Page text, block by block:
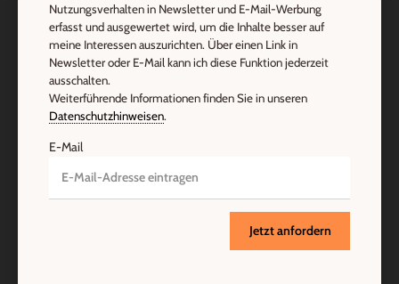
Nutzungsverhalten in Newsletter und E-Mail-Werbung
erfasst und ausgewertet wird, um die Inhalte besser auf
meine Interessen auszurichten. Über einen Link in
Newsletter oder E-Mail kann ich diese Funktion jederzeit
ausschalten.
Weiterführende Informationen finden Sie in unseren
Datenschutzhinweisen.
E-Mail
Jetzt anfordern